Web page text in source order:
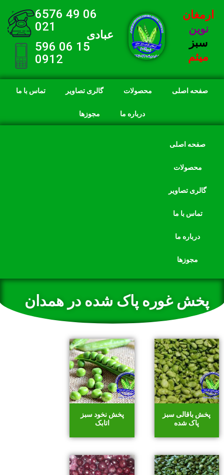
ارمغان
نوین
سبز
میثم
06 49 6576
021
عبادی
15 06 596
0912
صفحه اصلی محصولات گالری تصاویر تماس با ما
درباره ما مجوزها
صفحه اصلی
محصولات
گالری تصاویر
تماس با ما
درباره ما
مجوزها
پخش غوره پاک شده در همدان
پخش باقالی سبز
پاک شده
پخش نخود سبز
اتابک